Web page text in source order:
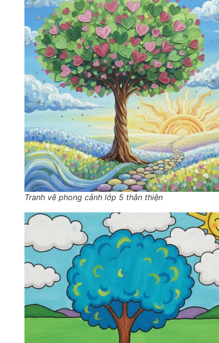
Tranh vẽ phong cảnh lớp 5 thân thiện